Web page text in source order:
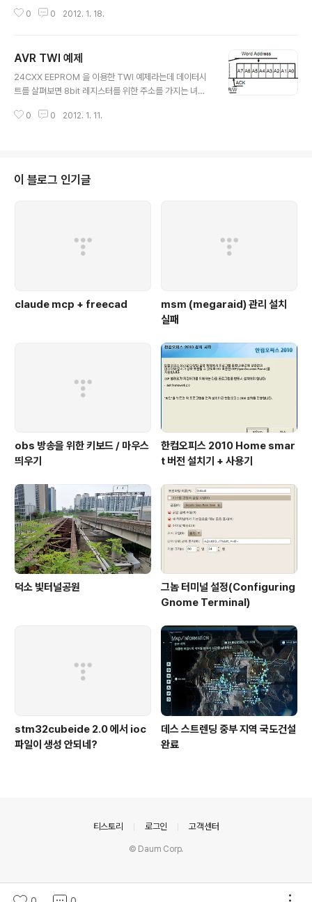
이 거의 실시간에 가능하다고 해도 전화 음질만도 못한 녀
p://elm-chan.org/works/akilcd/report_e.html]
0 0 2012. 1. 18.
AVR TWI 예제
24CXX EEPROM 을 이용한 TWI 예제라는데 데이터시
트를 살펴보면 8bit 레지스터를 위한 주소를 가지는 녀석
nu에서 공개하는 소스대로 사용하면 안될듯 하다. [링크 :
LE24C0221M.html]
0 0 2012. 1. 11.
이 블로그 인기글
claude mcp + freecad
msm (megaraid) 관리 설치
실패
obs 방송을 위한 키보드 / 마우스
띄우기
한컴오피스 2010 Home smar
t 버전 설치기 + 사용기
덕소 빛터널공원
그놈 터미널 설정(Configuring
Gnome Terminal)
stm32cubeide 2.0 에서 ioc
파일이 생성 안되네?
데스 스트렌딩 중부 지역 국도건설
완료
티스토리 로그인 고객센터
© Daum Corp.